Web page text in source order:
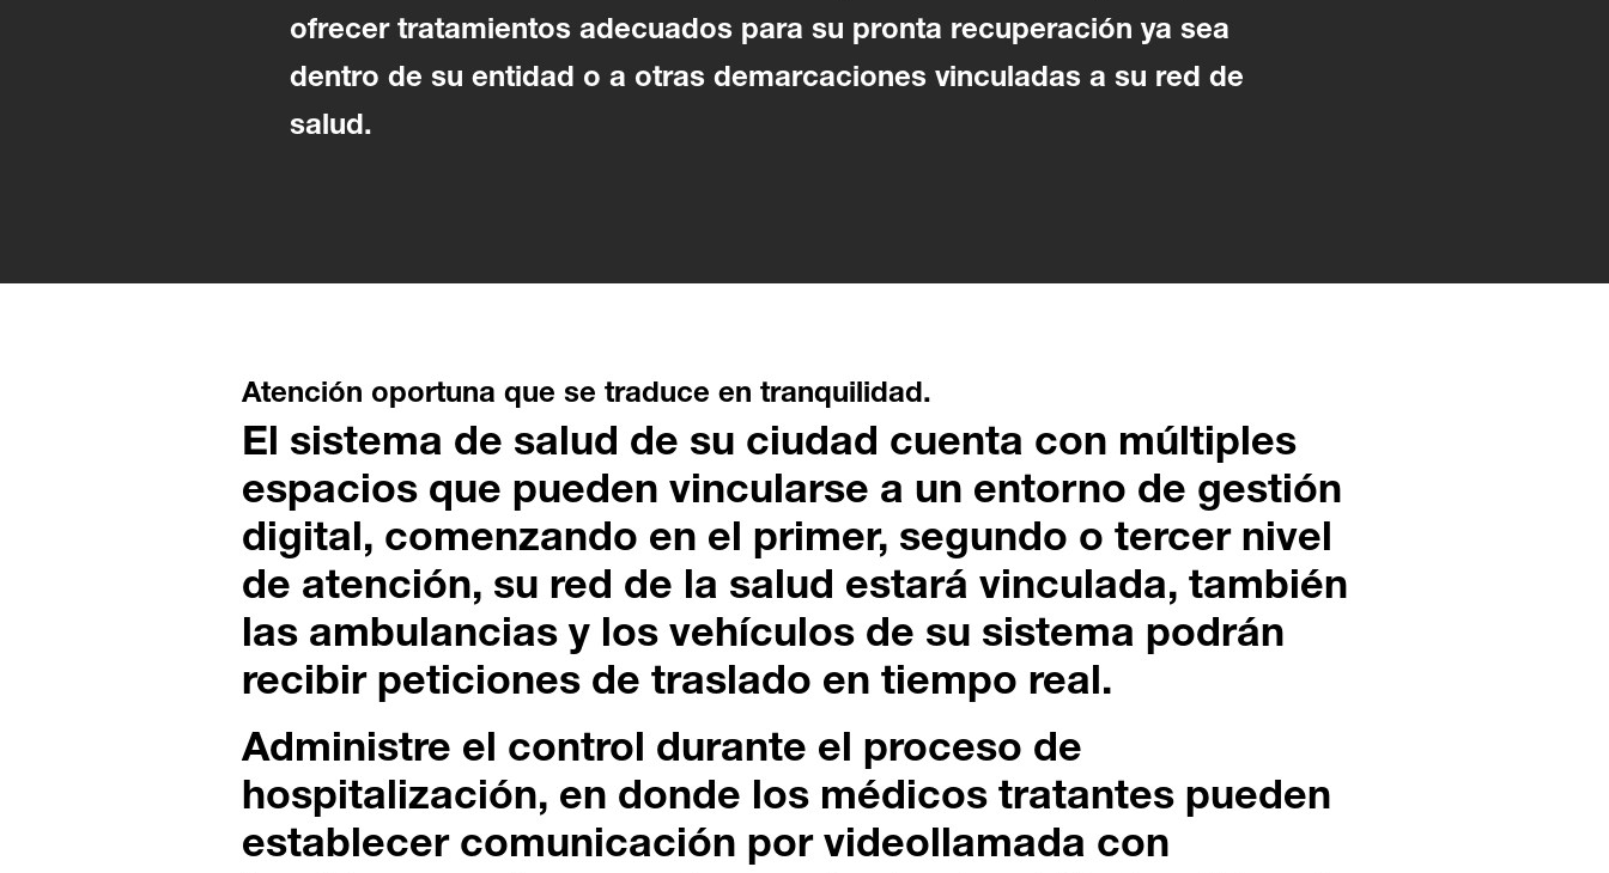
ofrecer tratamientos adecuados para su pronta recuperación ya sea
dentro de su entidad o a otras demarcaciones vinculadas a su red de
salud.
Atención oportuna que se traduce en tranquilidad.
El sistema de salud de su ciudad cuenta con múltiples
espacios que pueden vincularse a un entorno de gestión
digital, comenzando en el primer, segundo o tercer nivel
de atención, su red de la salud estará vinculada, también
las ambulancias y los vehículos de su sistema podrán
recibir peticiones de traslado en tiempo real.
Administre el control durante el proceso de
hospitalización, en donde los médicos tratantes pueden
establecer comunicación por videollamada con